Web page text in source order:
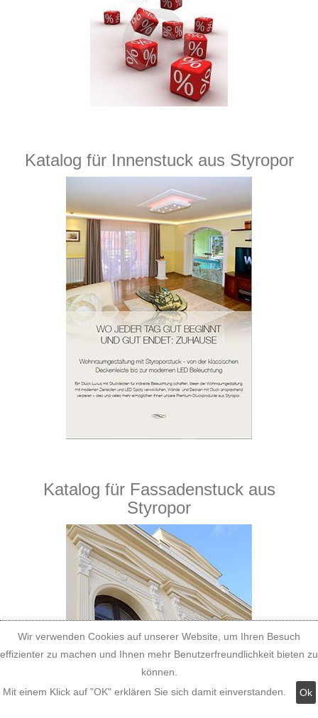
Katalog für Innenstuck aus Styropor
Katalog für Fassadenstuck aus
Styropor
Wir verwenden Cookies auf unserer Website, um Ihren Besuch
effizienter zu machen und Ihnen mehr Benutzerfreundlichkeit bieten zu
können.
Mit einem Klick auf "OK" erklären Sie sich damit einverstanden.
Ok